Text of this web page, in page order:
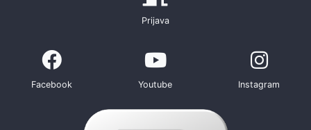
Prijava
Facebook Youtube Instagram